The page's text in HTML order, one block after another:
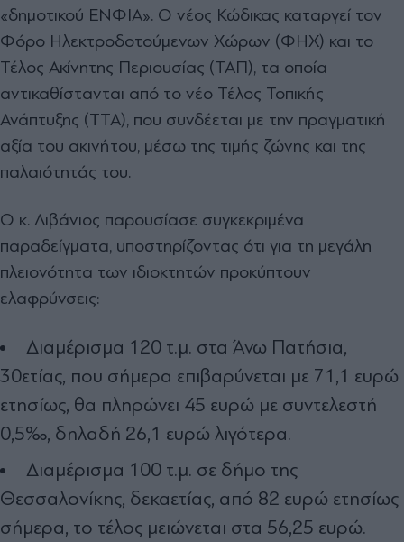
«δημοτικού ΕΝΦΙΑ». Ο νέος Κώδικας καταργεί τον
Φόρο Ηλεκτροδοτούμενων Χώρων (ΦΗΧ) και το
Τέλος Ακίνητης Περιουσίας (ΤΑΠ), τα οποία
αντικαθίστανται από το νέο Τέλος Τοπικής
Ανάπτυξης (ΤΤΑ), που συνδέεται με την πραγματική
αξία του ακινήτου, μέσω της τιμής ζώνης και της
παλαιότητάς του.
Ο κ. Λιβάνιος παρουσίασε συγκεκριμένα
παραδείγματα, υποστηρίζοντας ότι για τη μεγάλη
πλειονότητα των ιδιοκτητών προκύπτουν
ελαφρύνσεις:
Διαμέρισμα 120 τ.μ. στα Άνω Πατήσια,
30ετίας, που σήμερα επιβαρύνεται με 71,1 ευρώ
ετησίως, θα πληρώνει 45 ευρώ με συντελεστή
0,5‰, δηλαδή 26,1 ευρώ λιγότερα.
Διαμέρισμα 100 τ.μ. σε δήμο της
Θεσσαλονίκης, δεκαετίας, από 82 ευρώ ετησίως
σήμερα, το τέλος μειώνεται στα 56,25 ευρώ.